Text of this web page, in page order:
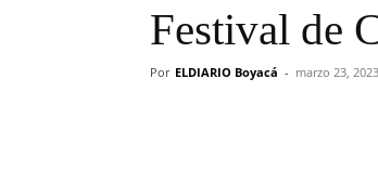
Festival de
Por ELDIARIO Boyacá - marzo 23, 2023